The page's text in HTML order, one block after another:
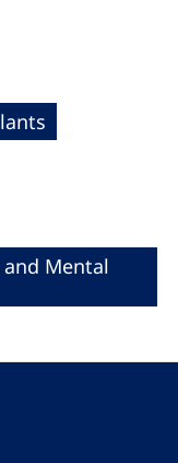
Mental